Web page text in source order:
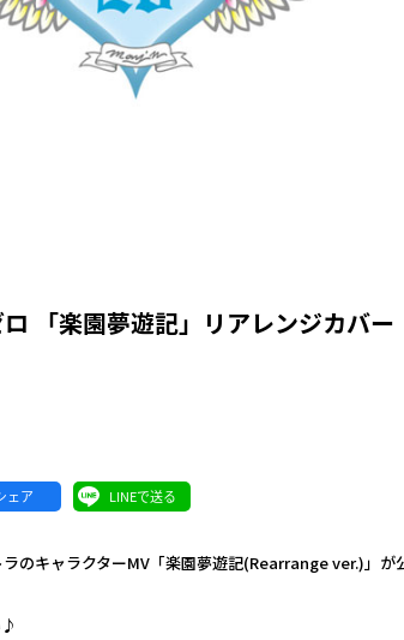
「楽園夢遊記」リアレンジカバー
のキャラクターMV「楽園夢遊記(Rearrange ver.)」が
♪